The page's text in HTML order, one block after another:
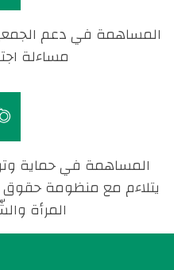
المساهمة في دعم
مساءلة
المساهمة في حماية
يتلاءم مع منظومة حقوق
المرأة